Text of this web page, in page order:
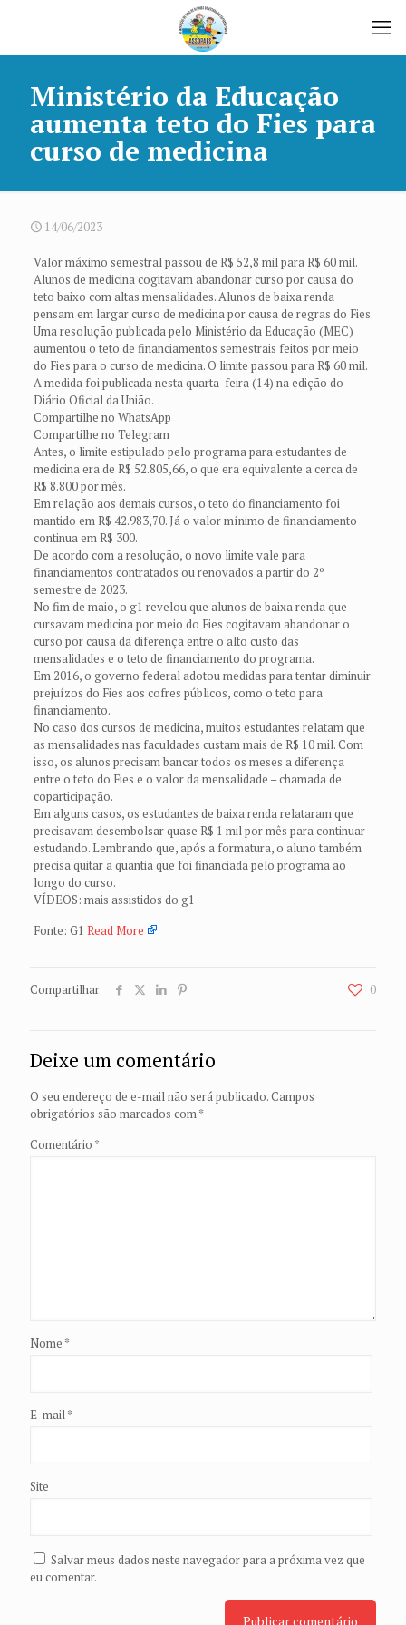
Ministério da Educação
aumenta teto do Fies para
curso de medicina
14/06/2023
Valor máximo semestral passou de R$ 52,8 mil para R$ 60 mil.
Alunos de medicina cogitavam abandonar curso por causa do
teto baixo com altas mensalidades. Alunos de baixa renda
pensam em largar curso de medicina por causa de regras do Fies
Uma resolução publicada pelo Ministério da Educação (MEC)
aumentou o teto de financiamentos semestrais feitos por meio
do Fies para o curso de medicina. O limite passou para R$ 60 mil.
A medida foi publicada nesta quarta-feira (14) na edição do
Diário Oficial da União.
Compartilhe no WhatsApp
Compartilhe no Telegram
Antes, o limite estipulado pelo programa para estudantes de
medicina era de R$ 52.805,66, o que era equivalente a cerca de
R$ 8.800 por mês.
Em relação aos demais cursos, o teto do financiamento foi
mantido em R$ 42.983,70. Já o valor mínimo de financiamento
continua em R$ 300.
De acordo com a resolução, o novo limite vale para
financiamentos contratados ou renovados a partir do 2º
semestre de 2023.
No fim de maio, o g1 revelou que alunos de baixa renda que
cursavam medicina por meio do Fies cogitavam abandonar o
curso por causa da diferença entre o alto custo das
mensalidades e o teto de financiamento do programa.
Em 2016, o governo federal adotou medidas para tentar diminuir
prejuízos do Fies aos cofres públicos, como o teto para
financiamento.
No caso dos cursos de medicina, muitos estudantes relatam que
as mensalidades nas faculdades custam mais de R$ 10 mil. Com
isso, os alunos precisam bancar todos os meses a diferença
entre o teto do Fies e o valor da mensalidade – chamada de
coparticipação.
Em alguns casos, os estudantes de baixa renda relataram que
precisavam desembolsar quase R$ 1 mil por mês para continuar
estudando. Lembrando que, após a formatura, o aluno também
precisa quitar a quantia que foi financiada pelo programa ao
longo do curso.
VÍDEOS: mais assistidos do g1
Fonte: G1 Read More
Compartilhar 0
Deixe um comentário
O seu endereço de e-mail não será publicado.Campos
obrigatórios são marcados com*
Comentário *
Nome *
E-mail*
Site
Salvar meus dados neste navegador para a próxima vez que
eu comentar.